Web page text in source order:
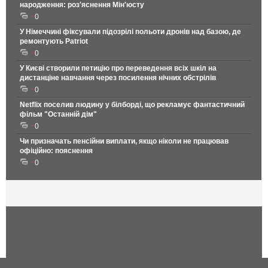
народження: роз'яснення Мін'юсту
0
У Німеччині фіксували підозрілі польоти дронів над базою, де
ремонтують Patriot
0
У Києві створили петицію про переведення всіх шкіл на
дистанціне навчання через посилення нічних обстрілів
0
Netflix поселив людину у білборді, що рекламує фантастичний
фільм "Останній дім"
0
Чи призначать пенсійни виплати, якщо ніколи не працював
офіційно: пояснення
0